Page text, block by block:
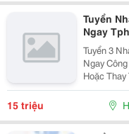
Tuyển
Ngay
Tuyển 3
Ngay Công Việc: &Bull; Bảo Trì, Sửa Chữa, Lắp Đặt Mới
Hoặc Thay Thế
Dịch Vụ &Ndash; Nhà Trọ, Chung Cư Mini &Bull; Kiểm
Tra Và Xử
15 triệu